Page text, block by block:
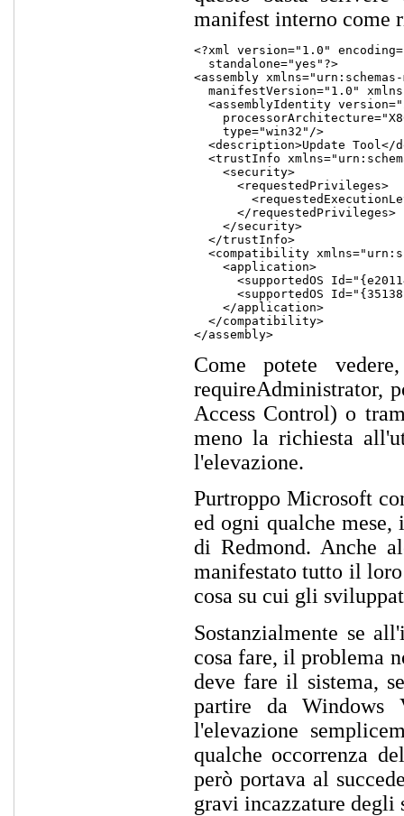
manifest interno come
<?xml version="1.0"
  standalone="yes"?>
<assembly
manifestVersion="1.0"
<assemblyIdentity
    type="win32"/>
<description>Update Tool</
<trustInfo
    <security>
      <requestedPrivileges>
      </requestedPrivileges>
    </security>
  </trustInfo>
<compatibility
    <application>
<supportedOS
<supportedOS
    </application>
  </compatibility>
Come potete
requireAdministrator,
Access Control) o
meno la richiesta
l'elevazione.
Purtroppo Microsoft
ed ogni qualche
di Redmond. Anche
manifestato tutto il
cosa su cui gli
Sostanzialmente se
cosa fare, il problema
deve fare il sistema,
partire da Windows
l'elevazione
qualche occorrenza
però portava al
gravi incazzature degli